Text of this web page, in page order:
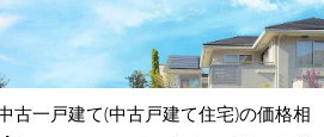
古一戸建て(中古戸建て住宅)の価格相